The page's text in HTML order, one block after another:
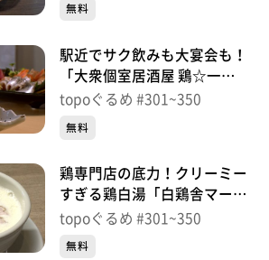
無料
駅近でサク飲みも大宴会も！
「大衆個室居酒屋 鶏☆一番
星 仙台駅前店」（青葉区中
topoぐるめ #301~350
無料
鶏専門店の底力！クリーミー
すぎる鶏白湯「白鶏舎マーブ
ルロード店」（青葉区一番
topoぐるめ #301~350
無料